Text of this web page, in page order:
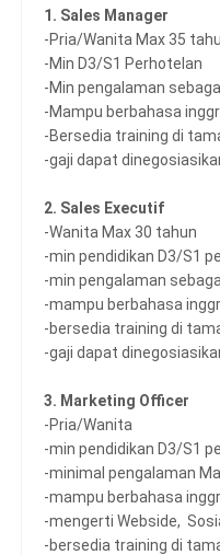
1. Sales Manager
-Pria/Wanita Max 35
-Min D3/S1 Perhotelan
-Min pengalaman
-Mampu berbahasa
-Bersedia training di
-gaji dapat
2. Sales Executif
-Wanita Max 30 tahun
-min pendidikan D3/S1
-min pengalaman
-mampu berbahasa
-bersedia training di
-gaji dapat
3. Marketing Officer
-Pria/Wanita
-min pendidikan D3/S1
-minimal pengalaman
-mampu berbahasa
-mengerti Webside,
-bersedia training di